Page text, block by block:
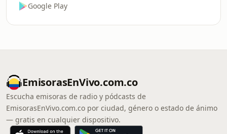
Google Play
EmisorasEnVivo.com.co
Escucha emisoras de radio y pódcasts de
EmisorasEnVivo.com.co por ciudad, género o estado de ánimo
— gratis en cualquier dispositivo.